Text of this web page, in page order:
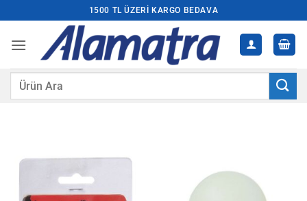
atla
1500 TL ÜZERI KARGO BEDAVA
Ara: